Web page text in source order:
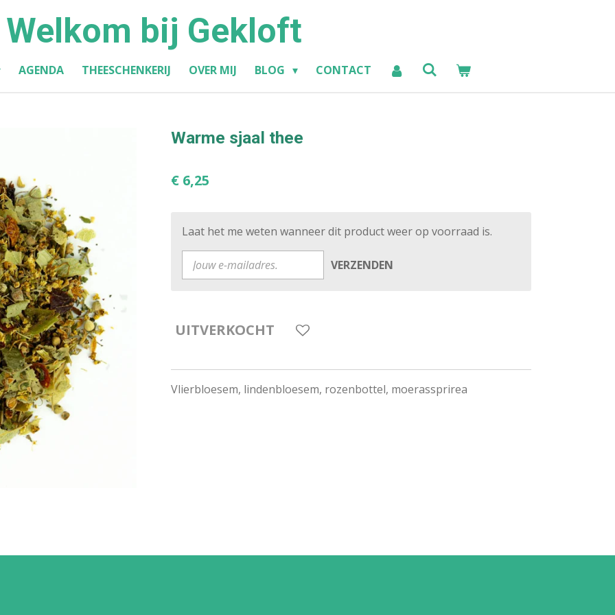
Welkom bij Gekloft
AGENDA THEESCHENKERIJ OVER MIJ BLOG CONTACT
Warme sjaal thee
€ 6,25
Laat het me weten wanneer dit product weer op voorraad is.
VERZENDEN
UITVERKOCHT
Vlierbloesem, lindenbloesem, rozenbottel, moerassprirea